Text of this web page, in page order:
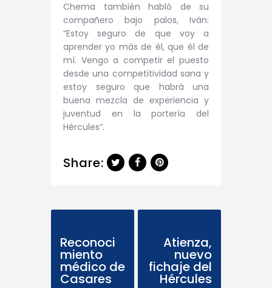
Chema también habló de su
compañero bajo palos, Iván:
“Estoy seguro de que voy a
aprender yo más de él, que él de
mí. Vengo a competir el puesto
desde una competitividad sana y
estoy seguro que habrá una
buena mezcla de experiencia y
juventud en la portería del
Hércules”.
Share:
Reconoci
miento
médico de
Casares
Atienza,
nuevo
fichaje del
Hércules